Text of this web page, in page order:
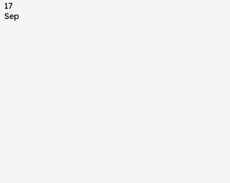
17
Sep